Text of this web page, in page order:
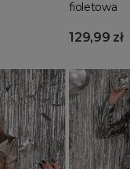
cywilny
fioletowa
129,99 zł